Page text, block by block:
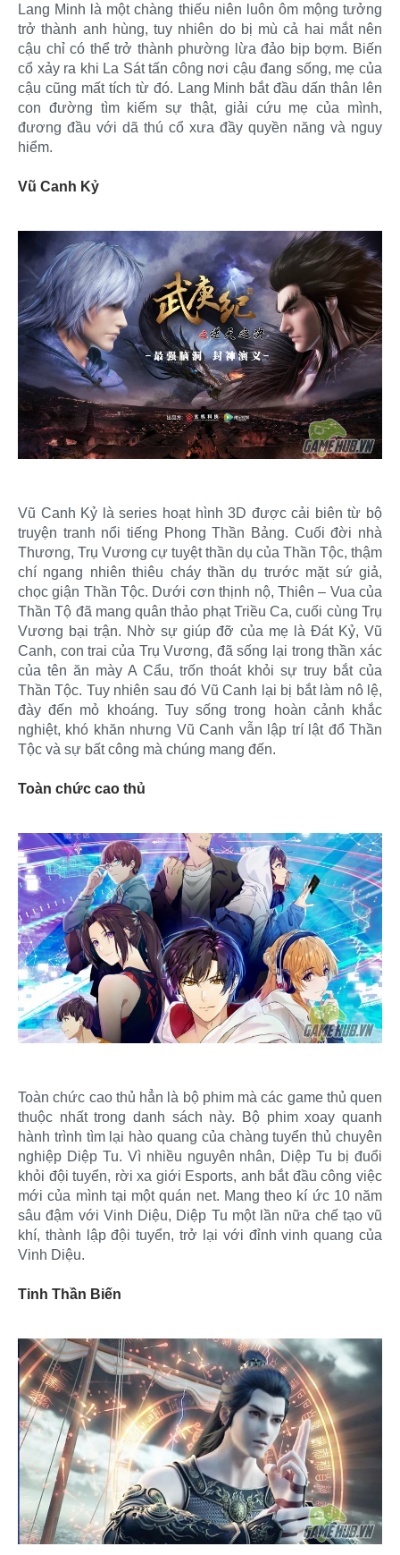
Lang Minh là một chàng thiếu niên luôn ôm mộng tưởng
trở thành anh hùng, tuy nhiên do bị mù cả hai mắt nên
cậu chỉ có thể trở thành phường lừa đảo bịp bợm. Biến
cổ xảy ra khi La Sát tấn công nơi cậu đang sống, mẹ của
cậu cũng mất tích từ đó. Lang Minh bắt đầu dấn thân lên
con đường tìm kiếm sự thật, giải cứu mẹ của mình,
đương đầu với dã thú cổ xưa đầy quyền năng và nguy
hiểm.
Vũ Canh Kỷ
Vũ Canh Kỷ là series hoạt hình 3D được cải biên từ bộ
truyện tranh nổi tiếng Phong Thần Bảng. Cuối đời nhà
Thương, Trụ Vương cự tuyệt thần dụ của Thần Tộc, thậm
chí ngang nhiên thiêu cháy thần dụ trước mặt sứ giả,
chọc giận Thần Tộc. Dưới cơn thịnh nộ, Thiên – Vua của
Thần Tộ đã mang quân thảo phạt Triều Ca, cuối cùng Trụ
Vương bại trận. Nhờ sự giúp đỡ của mẹ là Đát Kỷ, Vũ
Canh, con trai của Trụ Vương, đã sống lại trong thần xác
của tên ăn mày A Cẩu, trốn thoát khỏi sự truy bắt của
Thần Tộc. Tuy nhiên sau đó Vũ Canh lại bị bắt làm nô lệ,
đày đến mỏ khoáng. Tuy sống trong hoàn cảnh khắc
nghiệt, khó khăn nhưng Vũ Canh vẫn lập trí lật đổ Thần
Tộc và sự bất công mà chúng mang đến.
Toàn chức cao thủ
Toàn chức cao thủ hẳn là bộ phim mà các game thủ quen
thuộc nhất trong danh sách này. Bộ phim xoay quanh
hành trình tìm lại hào quang của chàng tuyển thủ chuyên
nghiệp Diệp Tu. Vì nhiều nguyên nhân, Diệp Tu bị đuổi
khỏi đội tuyển, rời xa giới Esports, anh bắt đầu công việc
mới của mình tại một quán net. Mang theo kí ức 10 năm
sâu đậm với Vinh Diệu, Diệp Tu một lần nữa chế tạo vũ
khí, thành lập đội tuyển, trở lại với đỉnh vinh quang của
Vinh Diệu.
Tinh Thần Biến